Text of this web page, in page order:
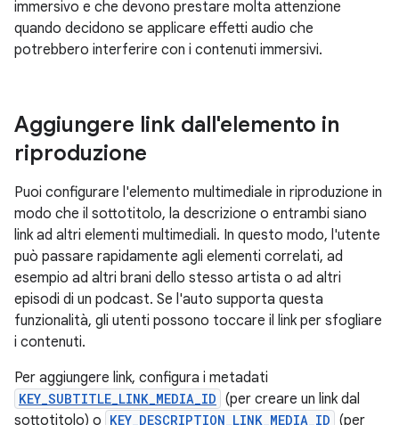
immersivo e che devono prestare molta attenzione
quando decidono se applicare effetti audio che
potrebbero interferire con i contenuti immersivi.
Aggiungere link dall'elemento in
riproduzione
Puoi configurare l'elemento multimediale in riproduzione in
modo che il sottotitolo, la descrizione o entrambi siano
link ad altri elementi multimediali. In questo modo, l'utente
può passare rapidamente agli elementi correlati, ad
esempio ad altri brani dello stesso artista o ad altri
episodi di un podcast. Se l'auto supporta questa
funzionalità, gli utenti possono toccare il link per sfogliare
i contenuti.
Per aggiungere link, configura i metadati
KEY_SUBTITLE_LINK_MEDIA_ID (per creare un link dal
sottotitolo) o KEY_DESCRIPTION_LINK_MEDIA_ID (per